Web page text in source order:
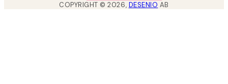
COPYRIGHT ©2026, DESENIO AB